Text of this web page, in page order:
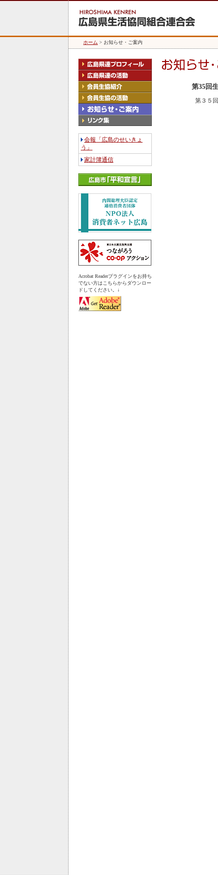
ホーム > お知らせ・ご案内
会報「広島のせいきょ
う」
家計簿通信
Acrobat Readerプラグインをお持ち
でない方はこちらからダウンロー
ドしてください。↓
第35回
第３５